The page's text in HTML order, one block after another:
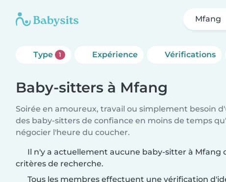
Mfang
Type 1 Expérience Vérifications
Baby-sitters à Mfang
Soirée en amoureux, travail ou simplement besoin
des baby-sitters de confiance en moins de temps
négocier l'heure du coucher.
Il n'y a actuellement aucune baby-sitter à Mfang
critères de recherche.
Tous les membres effectuent une vérification